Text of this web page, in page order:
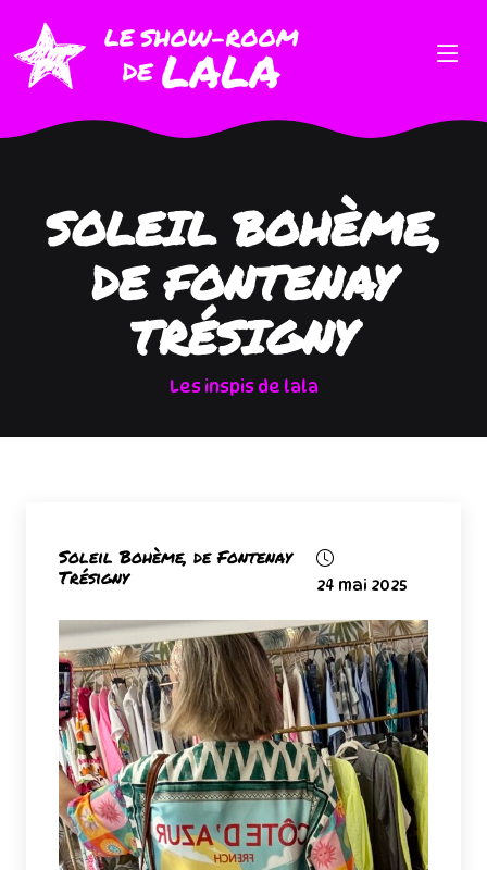
SOLEIL BOHÈME,
DE FONTENAY
TRÉSIGNY
Les inspis de lala
Soleil Bohème, de Fontenay
Trésigny
24 mai 2025